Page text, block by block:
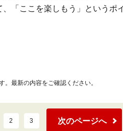
「ここを楽しもう」というポ
最新の内容をご確認ください。
2 3 次のページへ